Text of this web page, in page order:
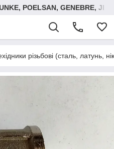
POELSAN, GENEBRE,
різьбові (сталь, латунь,